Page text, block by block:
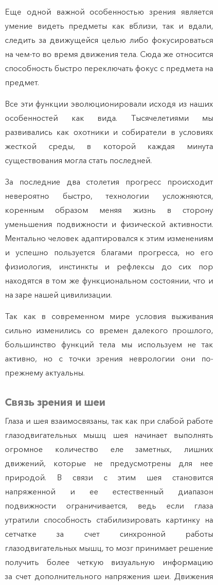
Еще одной важной особенностью зрения является
умение видеть предметы как вблизи, так и вдали,
следить за движущейся целью либо фокусироваться
на чем-то во время движения тела. Сюда же относится
способность быстро переключать фокус с предмета на
предмет.
Все эти функции эволюционировали исходя из наших
особенностей как вида. Тысячелетиями мы
развивались как охотники и собиратели в условиях
жесткой среды, в которой каждая минута
существования могла стать последней.
За последние два столетия прогресс происходит
невероятно быстро, технологии усложняются,
коренным образом меняя жизнь в сторону
уменьшения подвижности и физической активности.
Ментально человек адаптировался к этим изменениям
и успешно пользуется благами прогресса, но его
физиология, инстинкты и рефлексы до сих пор
находятся в том же функциональном состоянии, что и
на заре нашей цивилизации.
Так как в современном мире условия выживания
сильно изменились со времен далекого прошлого,
большинство функций тела мы используем не так
активно, но с точки зрения неврологии они по-
прежнему актуальны.
Связь зрения и шеи
Глаза и шея взаимосвязаны, так как при слабой работе
глазодвигательных мышц шея начинает выполнять
огромное количество еле заметных, лишних
движений, которые не предусмотрены для нее
природой. В связи с этим шея становится
напряженной и ее естественный диапазон
подвижности ограничивается, ведь если глаза
утратили способность стабилизировать картинку на
сетчатке за счет синхронной работы
глазодвигательных мышц, то мозг принимает решение
получить более четкую визуальную информацию
за счет дополнительного напряжения шеи. Движения